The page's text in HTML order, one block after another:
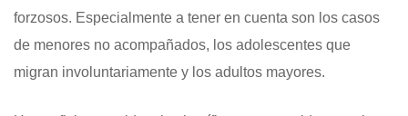
forzosos. Especialmente a tener en cuenta son los casos
de menores no acompañados, los adolescentes que
migran involuntariamente y los adultos mayores.